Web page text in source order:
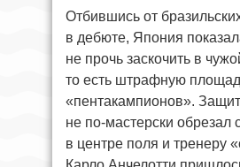
Отбившись от
в дебюте, Япония
не прочь заскочить в
то есть штрафную
«пентакампионов».
не по-мастерски обрезал
в центре поля и тренеру